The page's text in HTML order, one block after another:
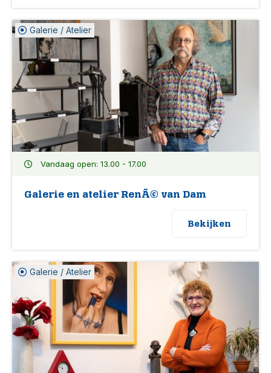
Galerie / Atelier
Vandaag open: 13.00 - 17.00
Galerie en atelier RenÃ© van Dam
Bekijken
Galerie / Atelier